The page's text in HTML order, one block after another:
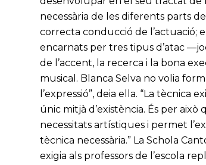
necessària de les diferents parts
correcta conducció de l’actuació;
encarnats per tres tipus d’atac
de l’accent, la recerca i la bona
musical. Blanca Selva no volia
l’expressió”, deia ella. “La
únic mitjà d’existència. És per
necessitats artístiques i permet
tècnica necessària.” La Schola
exigia als professors de l’escola